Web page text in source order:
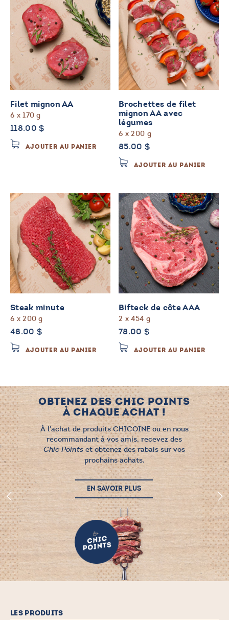
Filet mignon AA
6 x 170 g
118.00$
AJOUTER AU PANIER
Brochettes de filet
mignon AA avec
légumes
6 x 200 g
85.00 $
AJOUTER AU PANIER
Steak minute
6 x 200 g
48.00 $
AJOUTER AU PANIER
Bifteck de côte AAA
2 x 454 g
78.00 $
AJOUTER AU PANIER
À l’achat de produits CHICOINE ou en nous
recommandant à vos amis, recevez des
Chic Points et obtenez des rabais sur vos
prochains achats.
OBTENEZ DES CHIC POINTS
À CHAQUE ACHAT !
EN SAVOIR PLUS
LES PRODUITS